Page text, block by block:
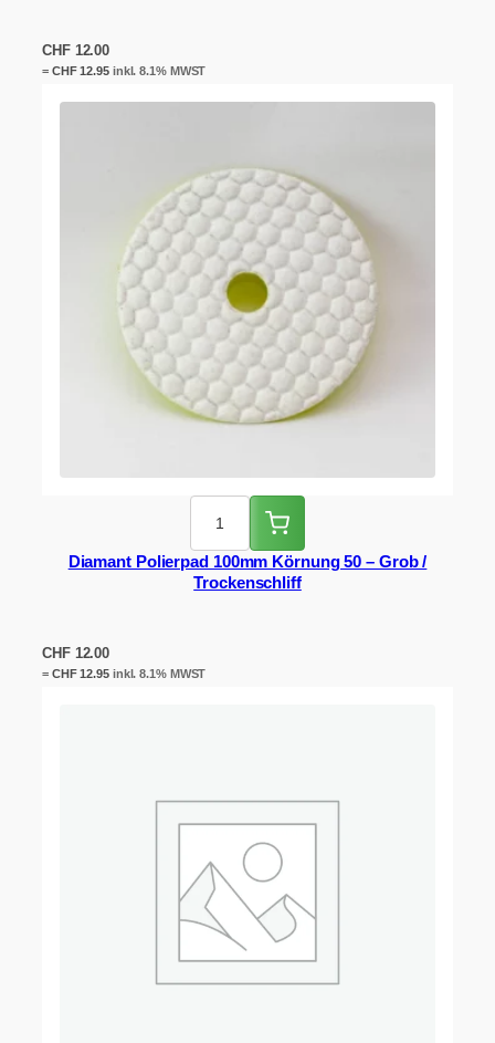
CHF12.00
= CHF12.95inkl. 8.1% MWST
Diamant Polierpad 100mm Körnung 50 – Grob /
Trockenschliff
CHF12.00
= CHF12.95inkl. 8.1% MWST